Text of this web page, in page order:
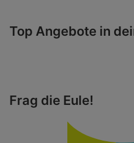
Top Angebote in
Frag die Eule!